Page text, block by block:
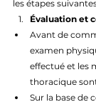
les étapes
Évaluation et
Avant de
examen
effectué et les
thoracique
Sur la base de